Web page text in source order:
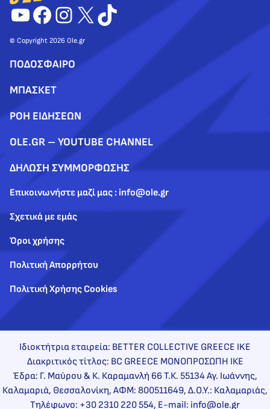
YouTube
Facebook
Instagram
X TikTok
© Copyright 2026 Ole.gr
ΠΟΔΟΣΦΑΙΡΟ
ΜΠΑΣΚΕΤ
ΡΟΗ ΕΙΔΗΣΕΩΝ
OLE.GR – YOUTUBE CHANNEL
ΔΗΛΩΣΗ ΣΥΜΜΟΡΦΩΣΗΣ
Επικοινωνήστε μαζί μας : info@ole.gr
Σχετικά με εμάς
Όροι χρήσης
Πολιτική Απορρήτου
Πολιτική Χρήσης Cookies
Ιδιοκτήτρια εταιρεία: BETTER COLLECTIVE GREECE IKE
Διακριτικός τίτλος: BC GREECE ΜΟΝΟΠΡΟΣΩΠΗ ΙΚΕ
Έδρα: Γ. Μαύρου & Κ. Καραμανλή 66 Τ.Κ. 55134 Αγ. Ιωάννης,
Καλαμαριά, Θεσσαλονίκη, ΑΦΜ: 800511649, Δ.Ο.Υ.: Καλαμαριάς,
Τηλέφωνο: +30 2310 220 554, E-mail: info@ole.gr